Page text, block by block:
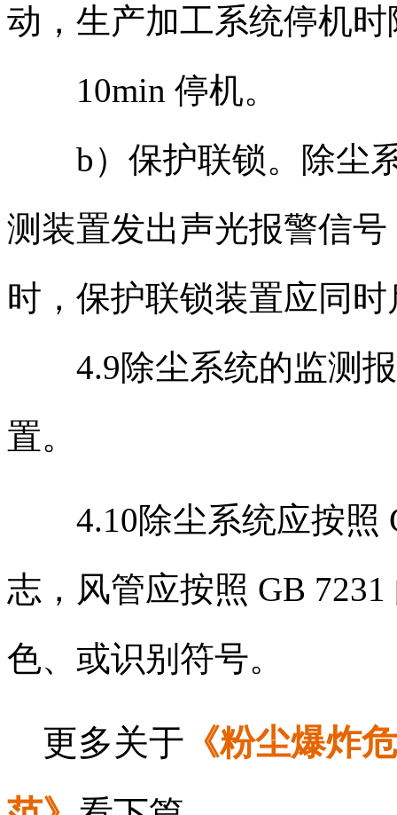
动，生产加工系统停机
10min 停机。
b）保护联锁。除尘系
测装置发出声光报警信
时，保护联锁装置应同
4.9除尘系统的监测报
置。
4.10除尘系统应按照
志，风管应按照 GB
色、或识别符号。
更多关于 《粉尘爆炸